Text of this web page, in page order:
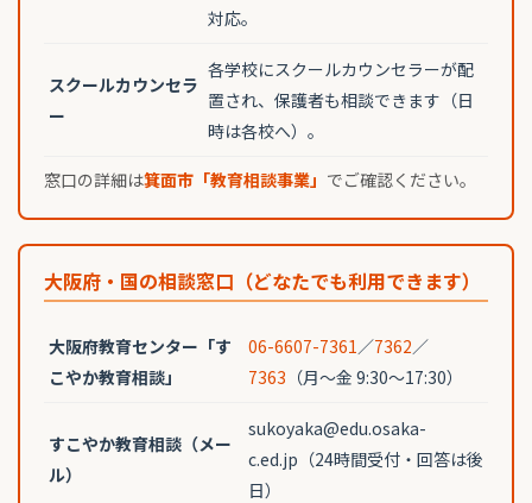
対応。
スクールカウンセラ
ー
各学校にスクールカウンセラーが配
置され、保護者も相談できます（日
時は各校へ）。
窓口の詳細は箕面市「教育相談事業」 でご確認ください。
大阪府・国の相談窓口（どなたでも利用できます）
大阪府教育センター「す
こやか教育相談」
06-6607-7361 ／7362／
7363 （月〜金 9:30〜17:30）
すこやか教育相談（メー
ル）
sukoyaka@edu.osaka-
c.ed.jp（24時間受付・回答は後
日）